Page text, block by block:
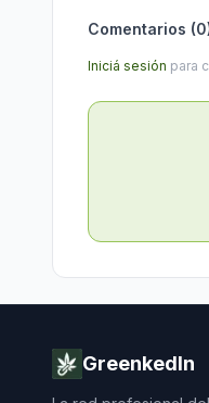
Comentarios (0
Iniciá sesión para
GreenkedIn